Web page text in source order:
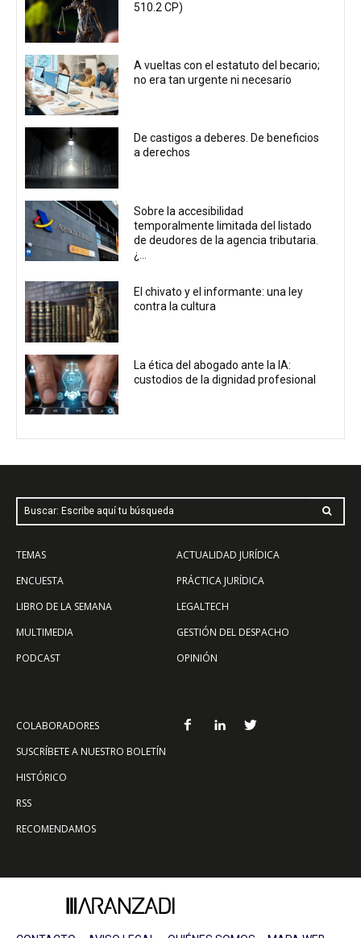
510.2 CP)
A vueltas con el estatuto del becario;
no era tan urgente ni necesario
De castigos a deberes. De beneficios
a derechos
Sobre la accesibilidad
temporalmente limitada del listado
de deudores de la agencia tributaria.
¿...
El chivato y el informante: una ley
contra la cultura
La ética del abogado ante la IA:
custodios de la dignidad profesional
Buscar: Escribe aquí tu búsqueda
TEMAS
ENCUESTA
LIBRO DE LA SEMANA
MULTIMEDIA
PODCAST
ACTUALIDAD JURÍDICA
PRÁCTICA JURÍDICA
LEGALTECH
GESTIÓN DEL DESPACHO
OPINIÓN
COLABORADORES
SUSCRÍBETE A NUESTRO BOLETÍN
HISTÓRICO
RSS
RECOMENDAMOS